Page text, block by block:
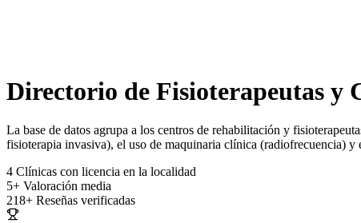
Directorio de Fisioterapeutas y
La base de datos agrupa a los centros de rehabilitación y
fisioterapia invasiva), el uso de maquinaria clínica (radiofrecuencia) y
4 Clínicas con licencia en la localidad
5+ Valoración media
218+ Reseñas verificadas